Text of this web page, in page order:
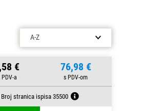
je odabran kako bi
€ 76,98 €
Broj stranica ispisa 35500